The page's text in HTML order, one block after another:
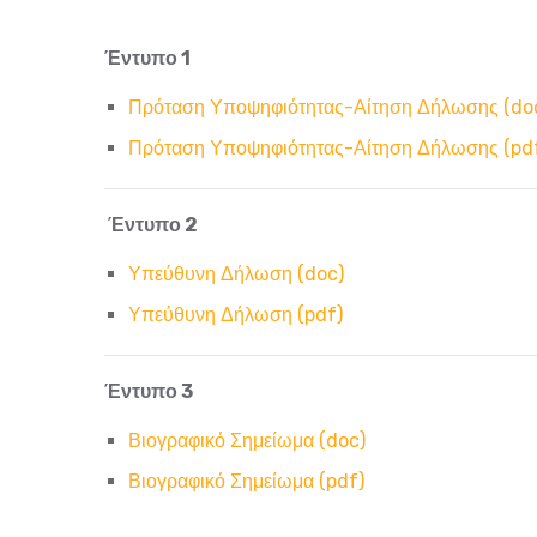
Έντυπο 1
Πρόταση Υποψηφιότητας-Αίτηση Δήλωσης
Πρόταση Υποψηφιότητας-Αίτηση Δήλωσης
Έντυπο 2
Υπεύθυνη Δήλωση (doc)
Υπεύθυνη Δήλωση (pdf)
Έντυπο 3
Βιογραφικό Σημείωμα (doc)
Βιογραφικό Σημείωμα (pdf)